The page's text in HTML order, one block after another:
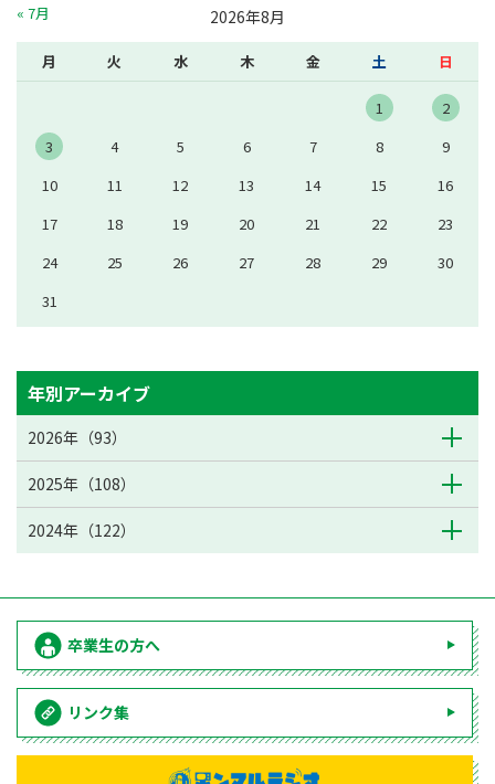
2026年8月
月 火 水 木 金 土 日
1
2
3
4 5 6 7 8
9
10
11 12 13 14 15
16
17
18 19 20 21 22
23
24
25 26 27 28 29
30
31
« 7月
年別アーカイブ
2026年（93）
2025年（108）
2024年（122）
卒業生の方へ
リンク集